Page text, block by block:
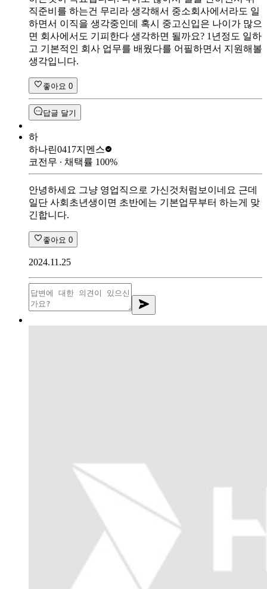
직준비를 하는건 무리라 생각해서 중소회사에서라도 일
하면서 이직을 생각중인데 혹시 중고신입은 나이가 많으
면 회사에서도 기피한다 생각하면 될까요? 1년정도 일하
고 기본적인 회사 업무를 배웠다를 어필하면서 지원해볼
생각입니다.
좋아요 0
답글 달기
하
하나린0417지멘스
코전무 ∙ 채택률 100%
안녕하세요 그냥 영업직으로 가신것처럼보이네요 근데
일단 사회초년생이면 초반에는 기본업무부터 하는게 맞
긴합니다.
좋아요 0
2024.11.25